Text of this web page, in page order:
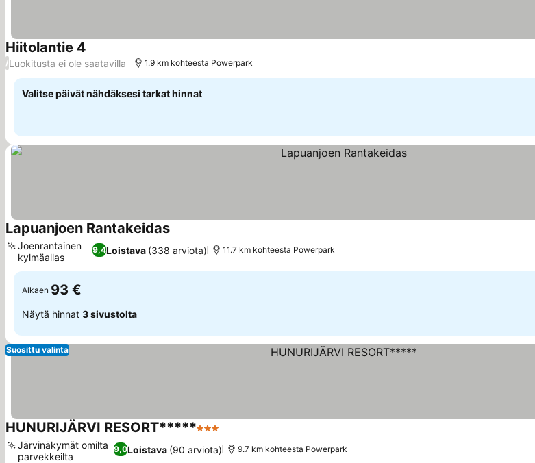
Hiitolantie 4
/Luokitusta ei ole saatavilla 1.9 km kohteesta Powerpark
Valitse päivät nähdäksesi tarkat hinnat
Lapuanjoen Rantakeidas
9,4Loistava (338 arviota)
Joenrantainen
kylmäallas
11.7 km kohteesta Powerpark
Alkaen 93 €
Näytä hinnat 3 sivustolta
Suosittu valinta
HUNURIJÄRVI RESORT*****3 Tähtiluokitus
9,0Loistava (90 arviota)
Järvinäkymät omilta
parvekkeilta
9.7 km kohteesta Powerpark